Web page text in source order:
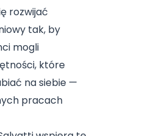
rozwijać
tak, by
mogli
które
na siebie —
pracach